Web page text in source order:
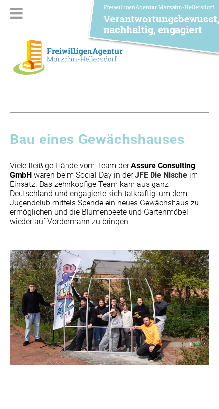
Bau eines Gewächshauses
Viele fleißige Hände vom Team derAssure Consulting
GmbH waren beim Social Day in derJFE Die Nische im
Einsatz. Das zehnköpfige Team kam aus ganz
Deutschland und engagierte sich tatkräftig, um dem
Jugendclub mittels Spende ein neues Gewächshaus zu
ermöglichen und die Blumenbeete und Gartenmöbel
wieder auf Vordermann zu bringen.